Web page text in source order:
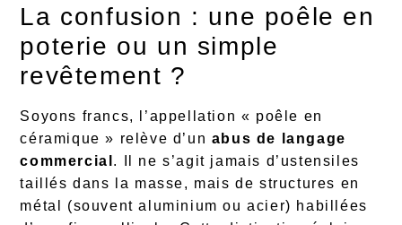
La confusion : une poêle en
poterie ou un simple
revêtement ?
Soyons francs, l’appellation « poêle en
céramique » relève d’un abus de langage
commercial . Il ne s’agit jamais d’ustensiles
taillés dans la masse, mais de structures en
métal (souvent aluminium ou acier) habillées